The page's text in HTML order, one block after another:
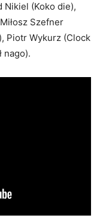
Nikiel (Koko die),
Szefner
Piotr Wykurz (Clock
nago).